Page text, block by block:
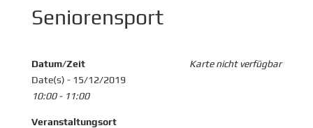
Seniorensport
Karte nicht verfügbar
Datum/Zeit
Date(s) - 15/12/2019
10:00 - 11:00
Veranstaltungsort